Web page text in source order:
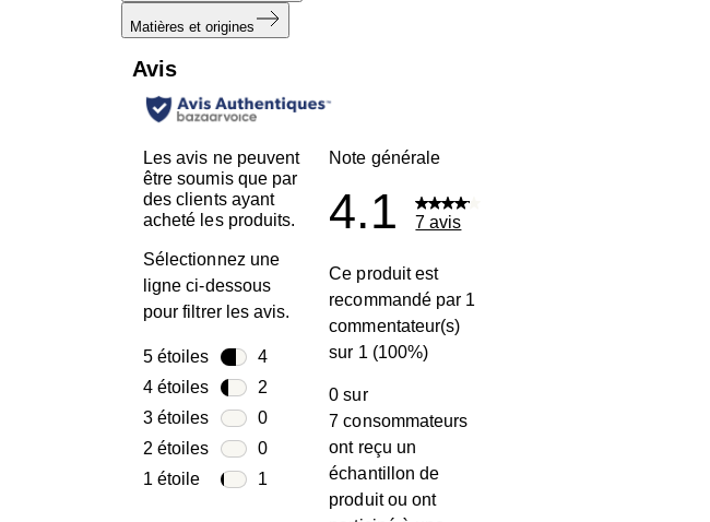
Matières et origines
Avis
Les avis ne peuvent
être soumis que par
des clients ayant
acheté les produits.
Sélectionnez une
ligne ci-dessous
pour filtrer les avis.
5 étoiles étoiles4
4 avis avec 5 étoiles.
4 étoiles étoiles2
2 avis avec 4 étoiles.
3 étoiles étoiles0
0 avis avec 3 étoiles.
2 étoiles étoiles0
0 avis avec 2 étoiles.
1 étoile étoiles
1
1 avis avec 1 étoile.
Note générale
4.1 7 avis
Ce produit est
recommandé par 1
commentateur(s)
sur 1 (100%)
0 sur
7 consommateurs
ont reçu un
échantillon de
produit ou ont